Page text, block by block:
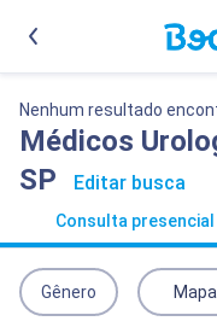
Nenhum resultado
Médicos
SP
Editar busca
Consulta presencial
Gênero Mapa